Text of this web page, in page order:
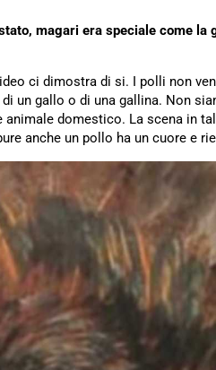
magari era speciale come la
ci dimostra di si. I polli non
un gallo o di una gallina. Non
domestico. La scena in
anche un pollo ha un cuore e